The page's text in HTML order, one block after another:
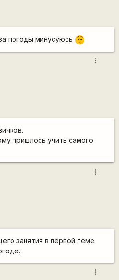
погоды минусуюсь :-/
more_vert
пришлось учить самого
more_vert
занятия в первой теме.
more_vert